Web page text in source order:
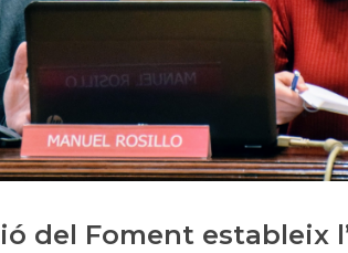
del Foment estableix